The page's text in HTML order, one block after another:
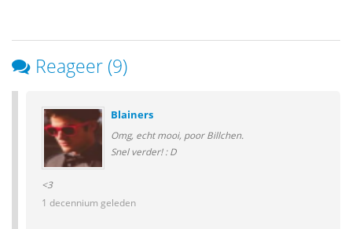
Reageer (9)
Blainers
Omg, echt mooi, poor Billchen.
Snel verder! : D
<3
1 decennium geleden